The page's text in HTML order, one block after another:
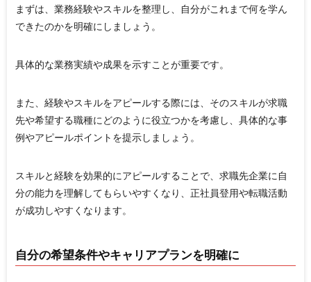
まずは、業務経験やスキルを整理し、自分がこれまで何を学ん
できたのかを明確にしましょう。
具体的な業務実績や成果を示すことが重要です。
また、経験やスキルをアピールする際には、そのスキルが求職
先や希望する職種にどのように役立つかを考慮し、具体的な事
例やアピールポイントを提示しましょう。
スキルと経験を効果的にアピールすることで、求職先企業に自
分の能力を理解してもらいやすくなり、正社員登用や転職活動
が成功しやすくなります。
自分の希望条件やキャリアプランを明確に